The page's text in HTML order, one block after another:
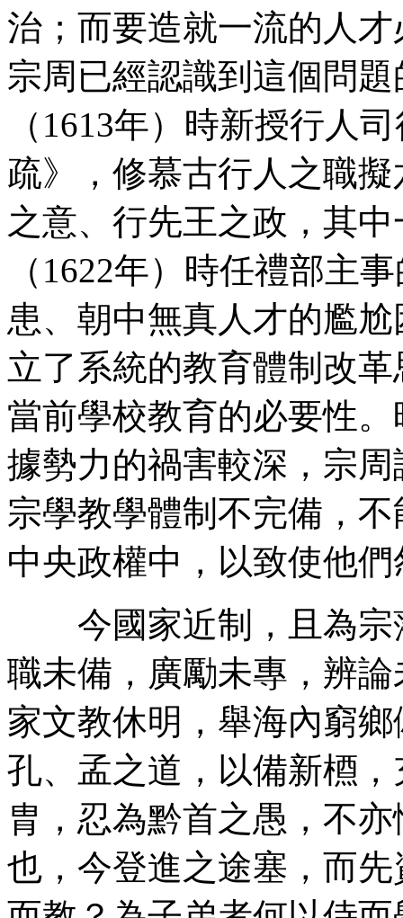
治；而要造就一流的人
宗周已經認識到這個問
（1613年）時新授行人
疏》，修慕古行人之職
之意、行先王之政，其
（1622年）時任禮部主
患、朝中無真人才的尷
立了系統的教育體制改
當前學校教育的必要性
據勢力的禍害較深，宗
宗學教學體制不完備，
中央政權中，以致使他
今國家近制，且為宗
職未備，廣勵未專，辨
家文教休明，舉海內窮
孔、孟之道，以備新槱
胄，忍為黔首之愚，不
也，今登進之途塞，而